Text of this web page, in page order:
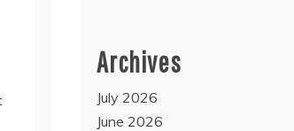
Archives
July 2026
June 2026